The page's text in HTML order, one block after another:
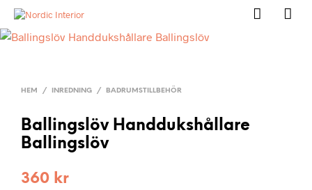
HEM / INREDNING / BADRUMSTILLBEHÖR
Ballingslöv Handdukshållare
Ballingslöv
360 kr